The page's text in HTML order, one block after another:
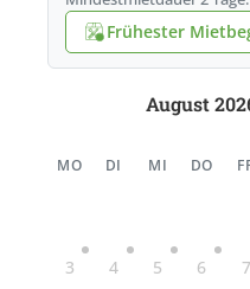
Frühester
August
MO DI MI DO
3 4 5 6 7